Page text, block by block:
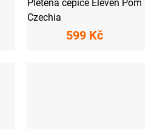
Pletená čepice Eleven Pom
Czechia
599 Kč